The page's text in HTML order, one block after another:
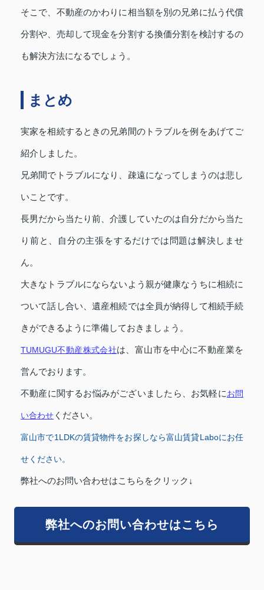
そこで、不動産のかわりに相当額を別の兄弟に払う代償
分割や、売却して現金を分割する換価分割を検討するの
も解決方法になるでしょう。
まとめ
実家を相続するときの兄弟間のトラブルを例をあげてご
紹介しました。
兄弟間でトラブルになり、疎遠になってしまうのは悲し
いことです。
長男だから当たり前、介護していたのは自分だから当た
り前と、自分の主張をするだけでは問題は解決しませ
ん。
大きなトラブルにならないよう親が健康なうちに相続に
ついて話し合い、遺産相続では全員が納得して相続手続
きができるように準備しておきましょう。
TUMUGU不動産株式会社は、富山市を中心に不動産業を
営んでおります。
不動産に関するお悩みがございましたら、お気軽にお問
い合わせ ください。
富山市で1LDKの賃貸物件をお探しなら富山賃貸Laboにお任
せください。
弊社へのお問い合わせはこちらをクリック↓
弊社へのお問い合わせはこちら